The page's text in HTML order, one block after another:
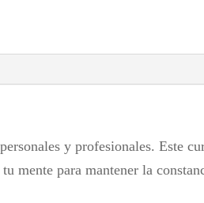
y profesionales. Este
mente para mantener la